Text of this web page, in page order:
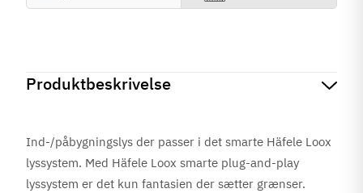
Produktbeskrivelse
Ind-/påbygningslys der passer i det smarte Häfele Loox
lyssystem. Med Häfele Loox smarte plug-and-play
lyssystem er det kun fantasien der sætter grænser.